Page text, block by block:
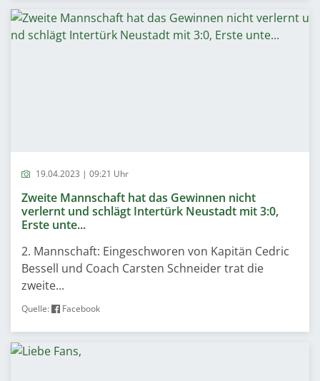
19.04.2023 | 09:21 Uhr
Zweite Mannschaft hat das Gewinnen nicht
verlernt und schlägt Intertürk Neustadt mit 3:0,
Erste unte...
2. Mannschaft: Eingeschworen von Kapitän Cedric
Bessell und Coach Carsten Schneider trat die
zweite...
Quelle: Facebook